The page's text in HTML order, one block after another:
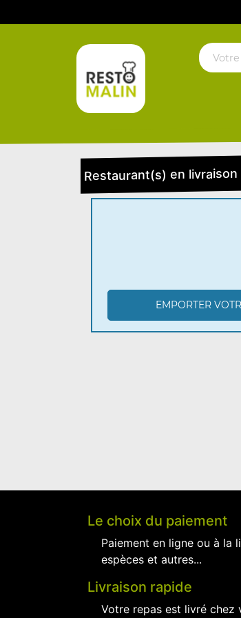
Restaurant(s) en
EMPORTER
Le choix du paiement
Paiement en ligne ou à la
espèces et autres...
Livraison rapide
Votre repas est livré chez